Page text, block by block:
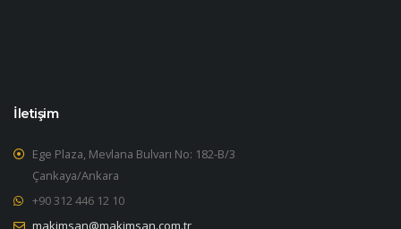
İletişim
Ege Plaza, Mevlana Bulvarı No: 182-B/3
Çankaya/Ankara
+90 312 446 12 10
makimsan@makimsan.com.tr